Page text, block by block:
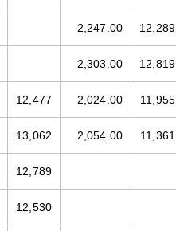
2,247.00 12,289
2,303.00 12,819
12,477 2,024.00 11,955
13,062 2,054.00 11,361
12,789
12,530